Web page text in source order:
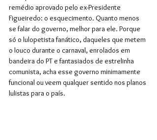
remédio aprovado pelo ex-Presidente
Figueiredo: o esquecimento. Quanto menos
se falar do governo, melhor para ele. Porque
só o lulopetista fanático, daqueles que metem
o louco durante o carnaval, enrolados em
bandeira do PT e fantasiados de estrelinha
comunista, acha esse governo minimamente
funcional ou veem qualquer sentido nos planos
lulistas para o país.